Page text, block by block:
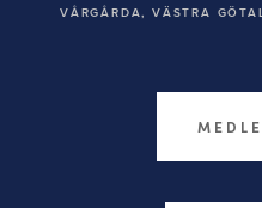
VÅRGÅRDA, VÄSTRA